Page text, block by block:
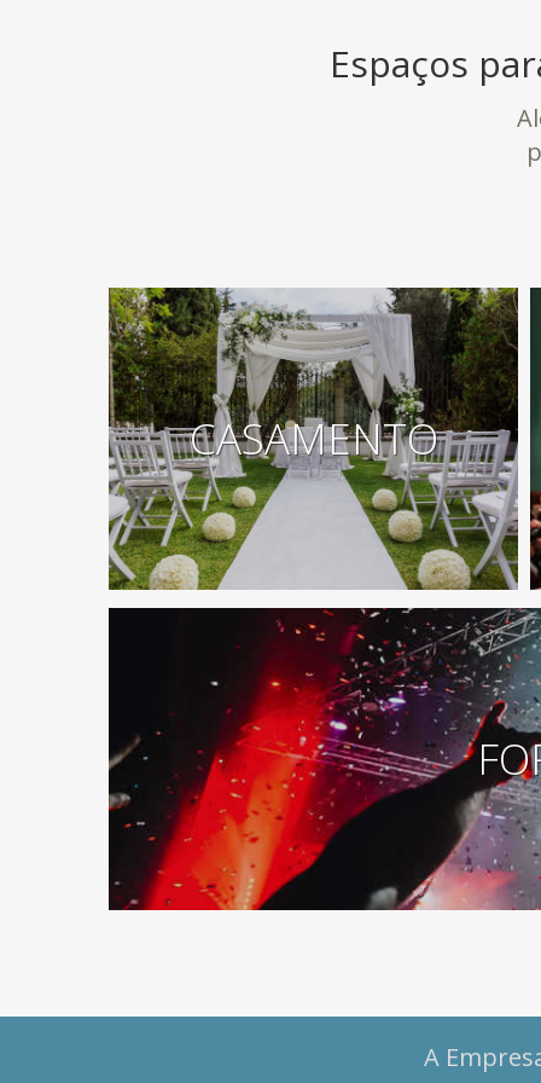
Espaços
CASAMENTO
A